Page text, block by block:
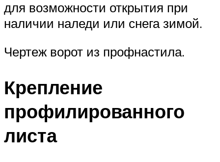
для возможности открытия при
наличии наледи или снега зимой.
Чертеж ворот из профнастила.
Крепление
профилированного
листа